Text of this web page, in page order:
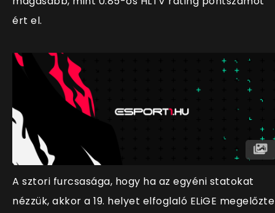
ért el.
A sztori furcsasága, hogy ha az egyéni statokat
nézzük, akkor a 19. helyet elfoglaló ELiGE megelőzte